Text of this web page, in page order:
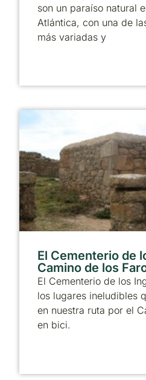
son un paraíso natural
Atlántica, con una de
más variadas y
El Cementerio de
Camino de los
El Cementerio de los
los lugares ineludibles
en nuestra ruta por el
en bici.